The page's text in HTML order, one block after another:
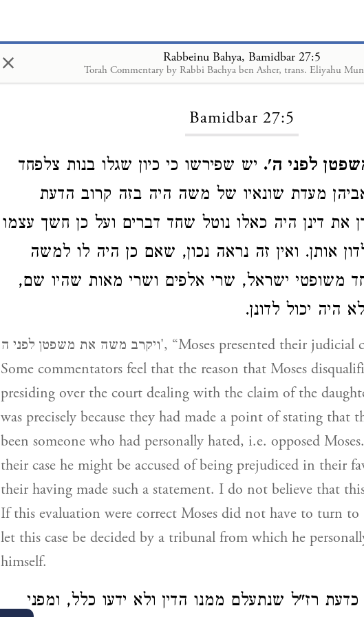
× Rabbeinu Bahya, Bamidbar 27:5
Torah Commentary by Rabbi Bachya ben Asher, trans. Eliyahu
Loading...
Bamidbar 27:5
לפני ה'. יש שפירשו כי כיון שגלו בנות צלפחד
מעדת שונאיו של משה היה בזה קרוב הדעת
את דינן היה כאלו נוטל שחד דברים ועל כן חשך עצמו
אותן. ואין זה נראה נכון, שאם כן היה לו למשה
משופטי ישראל, שרי אלפים ושרי מאות שהיו שם,
היה יכול לדונן.
ויקרב משה את משפטן לפני ה', “Moses presented their judicial claim to the Lord.”
Some commentators feel that the reason that Moses
presiding over the court dealing with the claim of the
was precisely because they had made a point of stating that
been someone who had personally hated, i.e. opposed
their case he might be accused of being prejudiced in their
their having made such a statement. I do not believe that
If this evaluation were correct Moses did not have to turn to
let this case be decided by a tribunal from which he
himself.
רז"ל שנתעלם ממנו הדין ולא ידעו כלל, ומפני